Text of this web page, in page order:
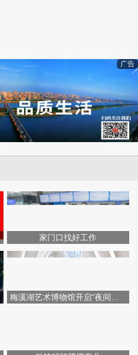
广告
家门口找好工作